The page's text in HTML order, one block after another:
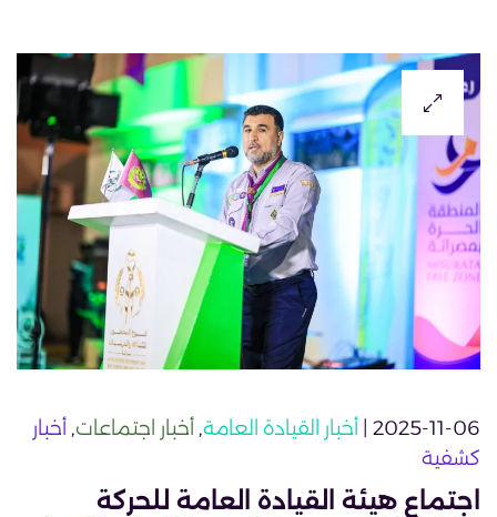
2025-11-06 | أخبار القيادة العامة, أخبار اجتماعات, أخبار
كشفية
اجتماع هيئة القيادة العامة للحركة